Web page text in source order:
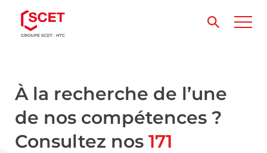
À la recherche de l’une
de nos compétences ?
Consultez nos 171